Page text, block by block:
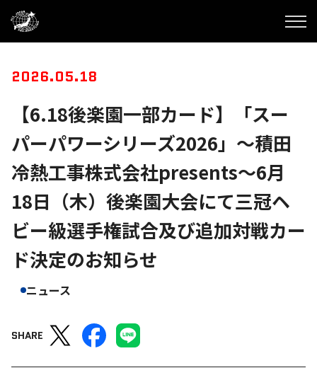
2026.05.18
【6.18後楽園一部カード】「スー
パーパワーシリーズ2026」～積田
冷熱工事株式会社presents～6月
18日（木）後楽園大会にて三冠ヘ
ビー級選手権試合及び追加対戦カー
ド決定のお知らせ
ニュース
SHARE